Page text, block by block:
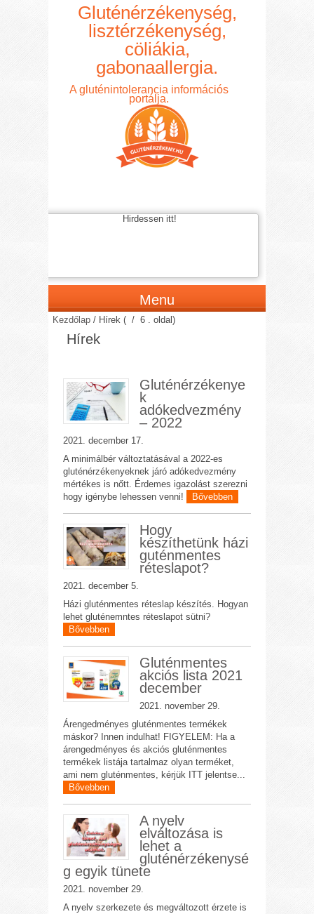
Gluténérzékenység,
lisztérzékenység,
cöliákia,
gabonaallergia.
A gluténintolerancia információs
portálja.
Hirdessen itt!
Menu
Kezdőlap / Hírek ( / 6 . oldal)
Hírek
Gluténérzékenye
k
adókedvezmény
– 2022
2021. december 17.
A minimálbér változtatásával a 2022-es
gluténérzékenyeknek járó adókedvezmény
mértékes is nőtt. Érdemes igazolást szerezni
hogy igénybe lehessen venni!
Bővebben
Hogy
készíthetünk házi
guténmentes
réteslapot?
2021. december 5.
Házi gluténmentes réteslap készítés. Hogyan
lehet gluténemntes réteslapot sütni?
Bővebben
Gluténmentes
akciós lista 2021
december
2021. november 29.
Árengedményes gluténmentes termékek
máskor? Innen indulhat! FIGYELEM: Ha a
árengedményes és akciós gluténmentes
termékek listája tartalmaz olyan terméket,
ami nem gluténmentes, kérjük ITT jelentse...
Bővebben
A nyelv
elváltozása is
lehet a
gluténérzékenysé
g egyik tünete
2021. november 29.
A nyelv szerkezete és megváltozott érzete is